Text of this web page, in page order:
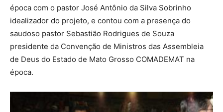
época com o pastor José Antônio da Silva Sobrinho
idealizador do projeto, e contou com a presença do
saudoso pastor Sebastião Rodrigues de Souza
presidente da Convenção de Ministros das Assembleia
de Deus do Estado de Mato Grosso COMADEMAT na
época.